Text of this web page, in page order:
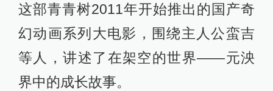
这部青青树2011年开始推出的国产奇
幻动画系列大电影，围绕主人公蛮吉
等人，讲述了在架空的世界——元泱
界中的成长故事。